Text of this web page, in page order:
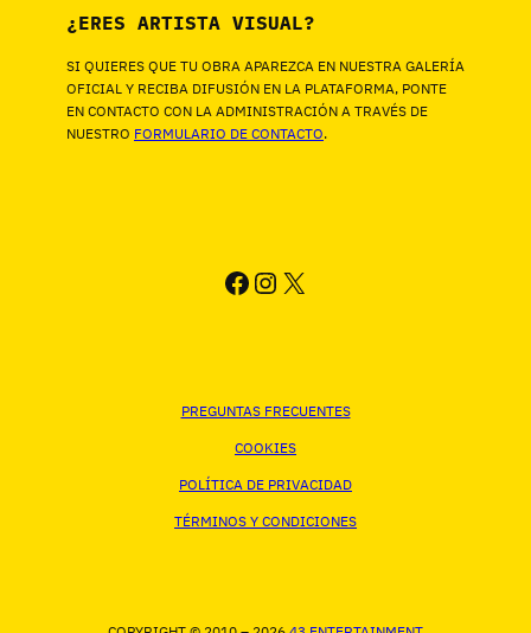
¿ERES ARTISTA VISUAL?
SI QUIERES QUE TU OBRA APAREZCA EN NUESTRA GALERÍA
OFICIAL Y RECIBA DIFUSIÓN EN LA PLATAFORMA, PONTE
EN CONTACTO CON LA ADMINISTRACIÓN A TRAVÉS DE
NUESTRO FORMULARIO DE CONTACTO.
FACEBOOK
INSTAGRAM
X
PREGUNTAS FRECUENTES
COOKIES
POLÍTICA DE PRIVACIDAD
TÉRMINOS Y CONDICIONES